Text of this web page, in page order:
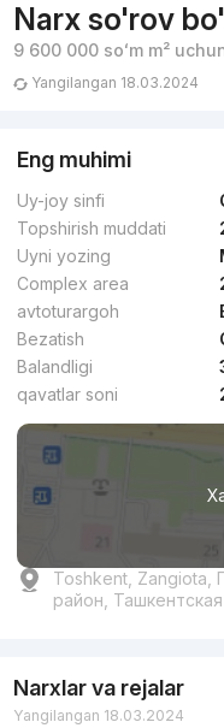
Narx so'rov
9 600 000 soʻmm²
Yangilangan 18.03.2024
Eng muhimi
Uy-joy sinfi
Topshirish muddati
Uyni yozing
Complex area
avtoturargoh
Bezatish
Balandligi
qavatlar soni
Toshkent, Zangiota,
район, Ташкентская
Narxlar va rejalar
Yangilangan 18.03.2024